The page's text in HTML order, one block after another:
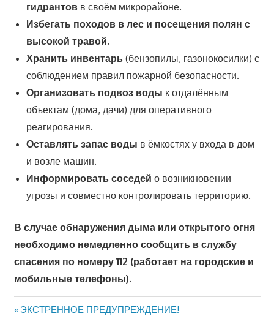
гидрантовв своём микрорайоне.
Избегать походов в лес и посещения полян с
высокой травой.
Хранить инвентарь(бензопилы, газонокосилки) с
соблюдением правил пожарной безопасности.
Организовать подвоз воды к отдалённым
объектам (дома, дачи) для оперативного
реагирования.
Оставлять запас воды в ёмкостях у входа в дом
и возле машин.
Информировать соседей о возникновении
угрозы и совместно контролировать территорию.
В случае обнаружения дыма или открытого огня
необходимо немедленно сообщить в службу
спасения по номеру 112 (работает на городские и
мобильные телефоны).
Предыдущая
ЭКСТРЕННОЕ ПРЕДУПРЕЖДЕНИЕ!